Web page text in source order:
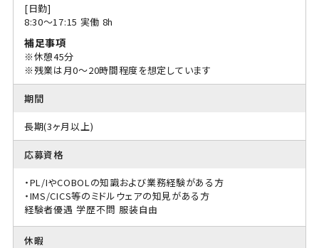
[日勤]
8:30〜17:15 実働 8h
補足事項
※休憩45分
※残業は月0～20時間程度を想定しています
期間
長期(3ヶ月以上)
応募資格
・PL/IやCOBOLの知識および業務経験がある方
・IMS/CICS等のミドルウェアの知見がある方
経験者優遇 学歴不問 服装自由
休暇